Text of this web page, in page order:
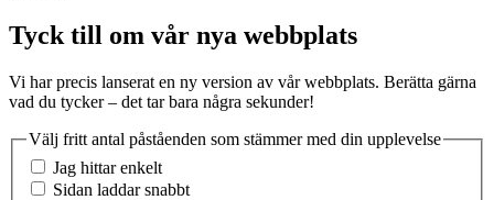
Tyck till om vår nya webbplats
Vi har precis lanserat en ny version av vår webbplats. Berätta gärna
vad du tycker – det tar bara några sekunder!
Välj fritt antal påståenden som stämmer med din upplevelse
Jag hittar enkelt
Sidan laddar snabbt